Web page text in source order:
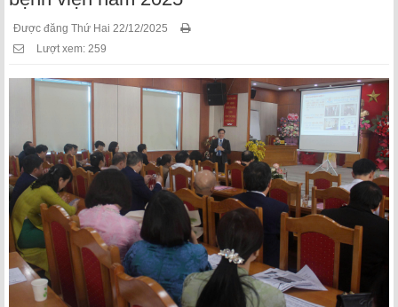
Được đăng Thứ Hai 22/12/2025
Lượt xem: 259